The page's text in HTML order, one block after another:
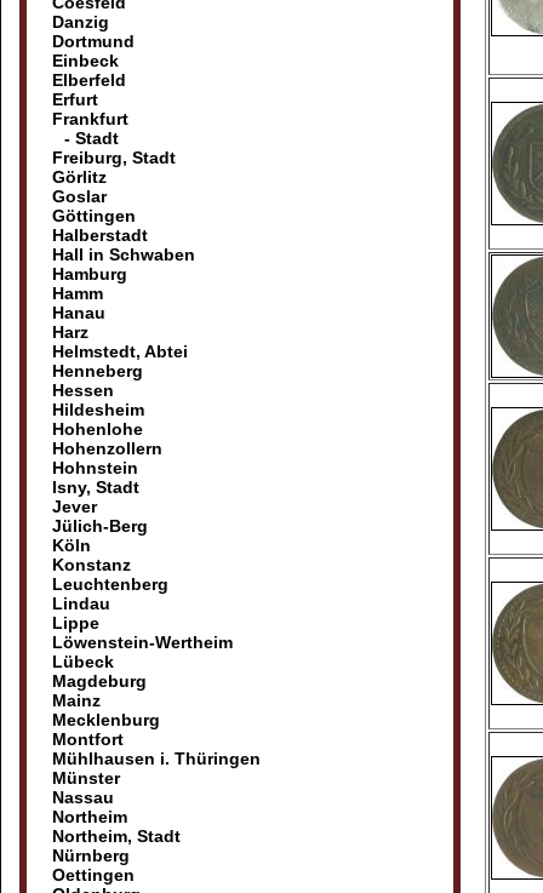
Danzig
Dortmund
Einbeck
Elberfeld
Erfurt
Frankfurt
- Stadt
Freiburg, Stadt
Görlitz
Goslar
Göttingen
Halberstadt
Hall in Schwaben
Hamburg
Hamm
Hanau
Harz
Helmstedt, Abtei
Henneberg
Hessen
Hildesheim
Hohenlohe
Hohenzollern
Hohnstein
Isny, Stadt
Jever
Jülich-Berg
Köln
Konstanz
Leuchtenberg
Lindau
Lippe
Löwenstein-Wertheim
Lübeck
Magdeburg
Mainz
Mecklenburg
Montfort
Mühlhausen i. Thüringen
Münster
Nassau
Northeim
Northeim, Stadt
Nürnberg
Oettingen